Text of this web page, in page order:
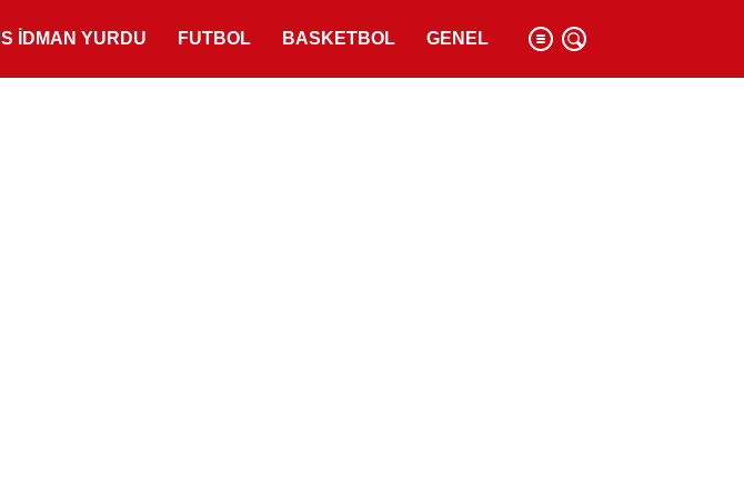
İDMAN YURDU FUTBOL BASKETBOL GENEL